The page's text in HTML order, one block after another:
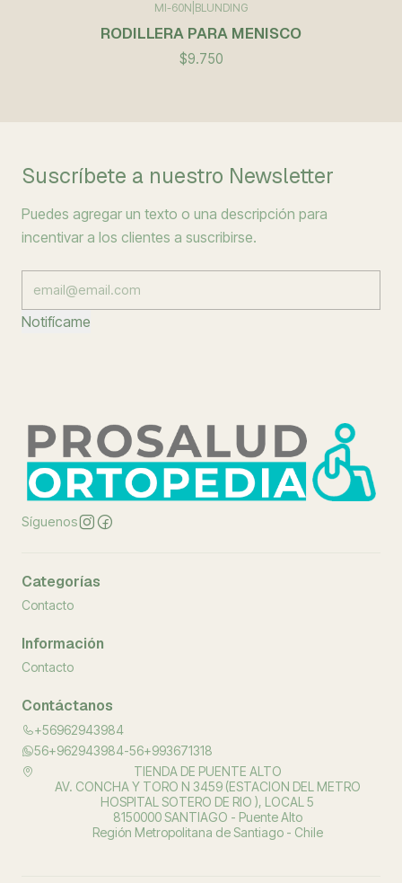
MI-60N BLUNDING
RODILLERA PARA MENISCO
$9.750
Suscríbete a nuestro Newsletter
Puedes agregar un texto o una descripción para
incentivar a los clientes a suscribirse.
Notifícame
Síguenos
Categorías
Contacto
Información
Contacto
Contáctanos
+56962943984
56+962943984-56+993671318
TIENDA DE PUENTE ALTO
AV. CONCHA Y TORO N 3459 (ESTACION DEL METRO
HOSPITAL SOTERO DE RIO ), LOCAL 5
8150000 SANTIAGO - Puente Alto
Región Metropolitana de Santiago - Chile